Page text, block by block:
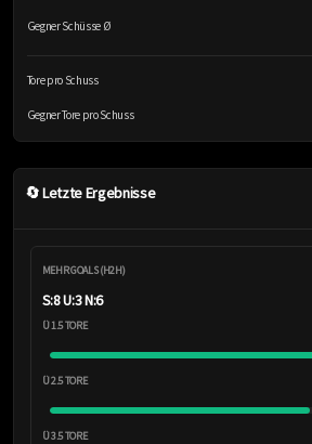
Gegner Schüsse Ø
Tore pro Schuss
Gegner Tore pro Schuss
🔄 Letzte Ergebnisse
MEHR GOALS (H2H)
S:8 U:3 N:6
Ü 1.5 TORE
Ü 2.5 TORE
Ü 3.5 TORE